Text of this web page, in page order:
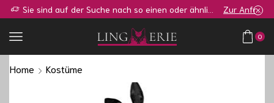
Zur Anfrage
0
Home Kostüme